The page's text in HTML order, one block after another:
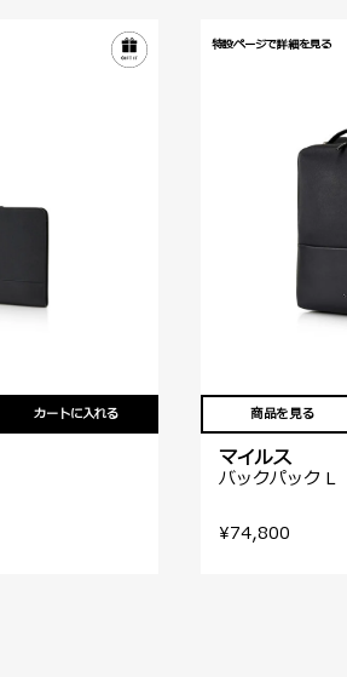
カートに入れる 商品を見る
特設ページで詳細を見る
マイルス
バックパック L
¥74,800